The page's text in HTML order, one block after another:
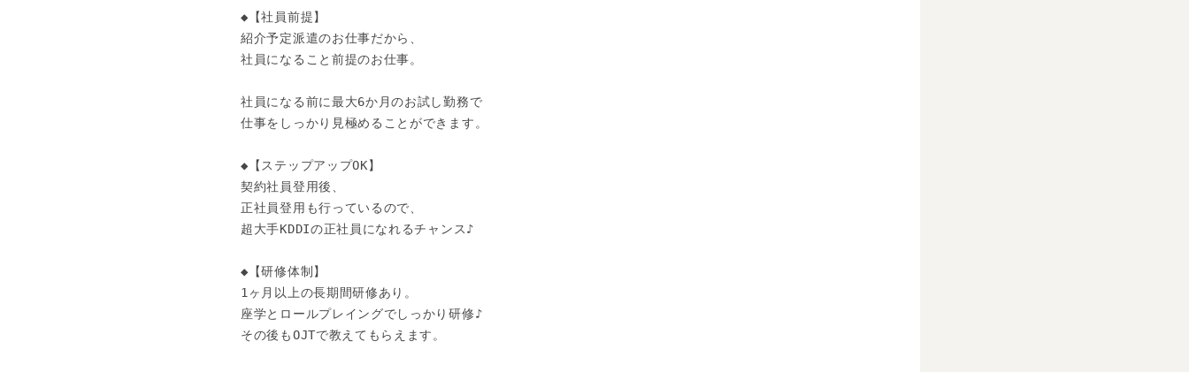
◆【社員前提】
紹介予定派遣のお仕事だから、
社員になること前提のお仕事。
社員になる前に最大6か月のお試し勤務で
仕事をしっかり見極めることができます。
◆【ステップアップOK】
契約社員登用後、
正社員登用も行っているので、
超大手KDDIの正社員になれるチャンス♪
◆【研修体制】
1ヶ月以上の長期間研修あり。
座学とロールプレイングでしっかり研修♪
その後もOJTで教えてもらえます。